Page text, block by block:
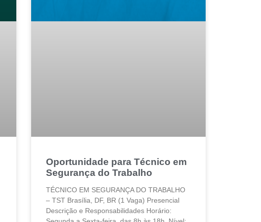
Oportunidade para Técnico em
Segurança do Trabalho
TÉCNICO EM SEGURANÇA DO TRABALHO
– TST Brasília, DF, BR (1 Vaga) Presencial
Descrição e Responsabilidades Horário: